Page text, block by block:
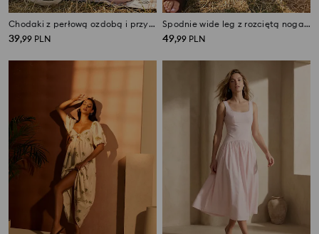
Chodaki z perłową ozdobą i przypinkami z motywem morskim
39,99 PLN
Spodnie wide leg z rozciętą nogawką, z wiskozą
49,99 PLN